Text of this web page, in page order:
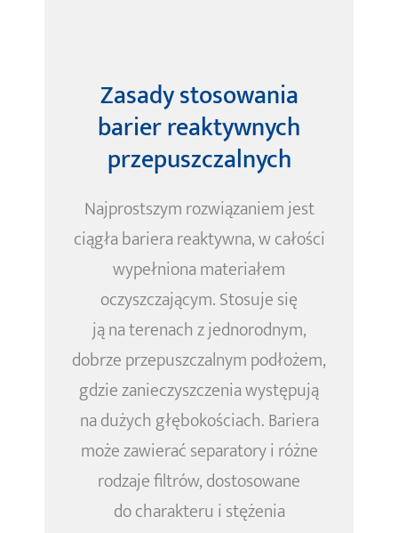
Zasady stosowania
barier reaktywnych
przepuszczalnych
Najprostszym rozwiązaniem jest
ciągła bariera reaktywna, w całości
wypełniona materiałem
oczyszczającym. Stosuje się
ją na terenach z jednorodnym,
dobrze przepuszczalnym podłożem,
gdzie zanieczyszczenia występują
na dużych głębokościach. Bariera
może zawierać separatory i różne
rodzaje filtrów, dostosowane
do charakteru i stężenia